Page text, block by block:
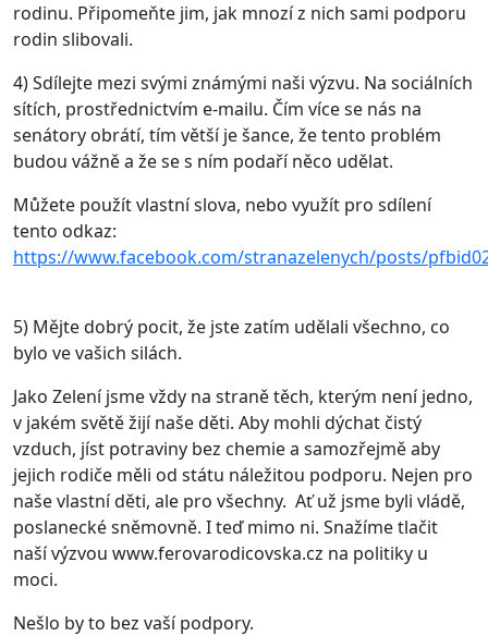
rodinu. Připomeňte jim, jak mnozí z nich sami podporu
rodin slibovali.
4) Sdílejte mezi svými známými naši výzvu. Na sociálních
sítích, prostřednictvím e-mailu. Čím více se nás na
senátory obrátí, tím větší je šance, že tento problém
budou vážně a že se s ním podaří něco udělat.
Můžete použít vlastní slova, nebo využít pro sdílení
tento odkaz:
https://www.facebook.com/stranazelenych/posts/
5) Mějte dobrý pocit, že jste zatím udělali všechno, co
bylo ve vašich silách.
Jako Zelení jsme vždy na straně těch, kterým není jedno,
v jakém světě žijí naše děti. Aby mohli dýchat čistý
vzduch, jíst potraviny bez chemie a samozřejmě aby
jejich rodiče měli od státu náležitou podporu. Nejen pro
naše vlastní děti, ale pro všechny. Ať už jsme byli vládě,
poslanecké sněmovně. I teď mimo ni. Snažíme tlačit
naší výzvou www.ferovarodicovska.cz na politiky u
moci.
Nešlo by to bez vaší podpory.